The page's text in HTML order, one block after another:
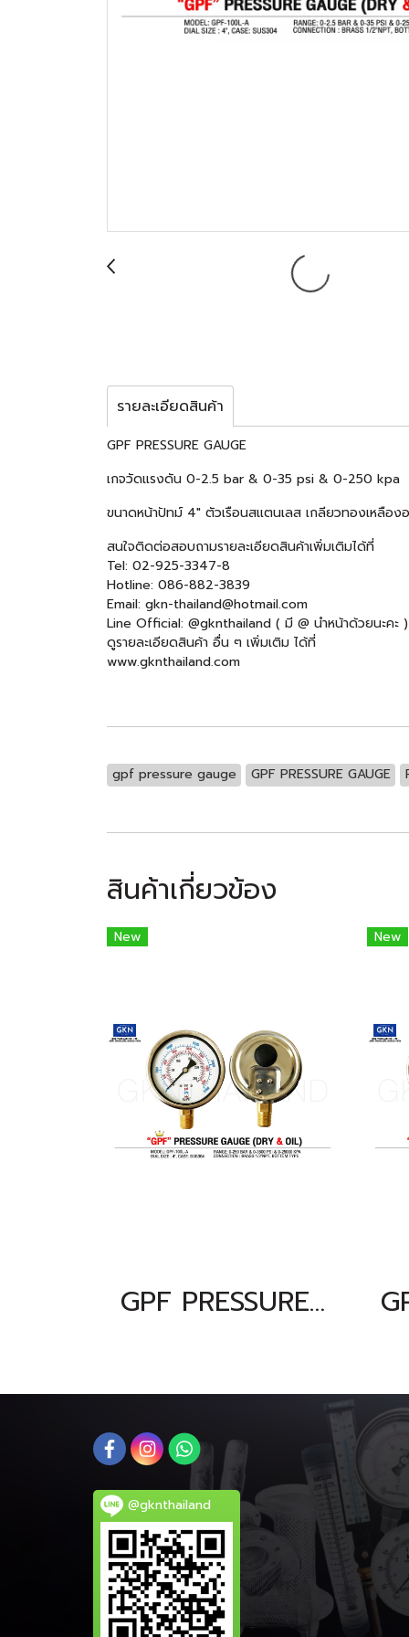
รายละเอียดสินค้า
GPF PRESSURE GAUGE
เกจวัดแรงดัน 0-2.5 bar & 0-35 psi & 0-250 kpa
ขนาดหน้าปัทม์ 4" ตัวเรือนสแตนเลส เกลียวทองเหลือง
สนใจติดต่อสอบถามรายละเอียดสินค้าเพิ่มเติมได้ที่
Tel: 02-925-3347-8
Hotline: 086-882-3839
Email: gkn-thailand@hotmail.com
Line Official: @gknthailand ( มี @ นำหน้าด้วยนะคะ )
ดูรายละเอียดสินค้า อื่น ๆ เพิ่มเติม ได้ที่
www.gknthailand.com
gpf pressure gauge GPF PRESSURE GAUGE
สินค้าเกี่ยวข้อง
New
GPF PRESSURE GAUGE เกจวัดแรงดัน 0-250 bar & 0-3500 psi & 0-25000 kpa ขนาดหน้าปัทม์ 4" ตัวเรือนสแตนเลส เกลียวทองเหลืองออกล่าง 1/2"NPT
New
@gknthailand